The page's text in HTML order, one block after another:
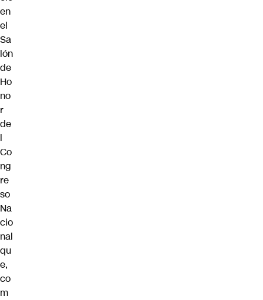
en
el
Sa
lón
de
Ho
no
r
de
l
Co
ng
re
so
Na
cio
nal
qu
e,
co
m